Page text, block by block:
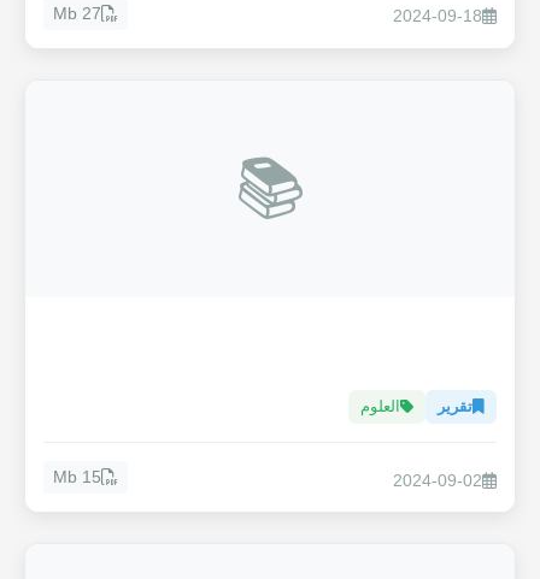
2024-09-18
27 Mb
📚
تقرير العلوم
2024-09-02
15 Mb